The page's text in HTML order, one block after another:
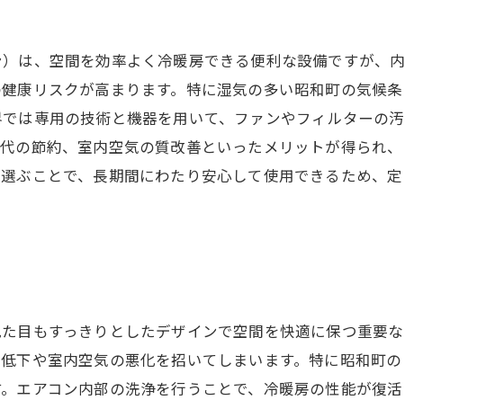
は、空間を効率よく冷暖房できる便利な設備ですが、内
康リスクが高まります。特に湿気の多い昭和町の気候条
は専用の技術と機器を用いて、ファンやフィルターの汚
節約、室内空気の質改善といったメリットが得られ、
ぶことで、長期間にわたり安心して使用できるため、定
目もすっきりとしたデザインで空間を快適に保つ重要な
下や室内空気の悪化を招いてしまいます。特に昭和町の
エアコン内部の洗浄を行うことで、冷暖房の性能が復活